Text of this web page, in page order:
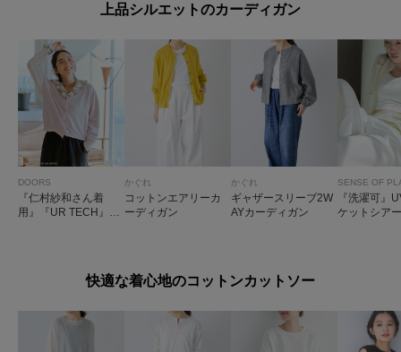
上品シルエットのカーディガン
DOORS
『仁村紗和さん着
用』『UR TECH』サ
かぐれ
コットンエアリーカ
ーディガン
かぐれ
ギャザースリーブ2W
AYカーディガン
SENSE OF
『洗濯可』
ケットシア
快適な着心地のコットンカットソー